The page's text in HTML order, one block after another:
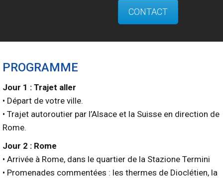
CONTACT
PROGRAMME
Jour 1 : Trajet aller
• Départ de votre ville.
• Trajet autoroutier par l’Alsace et la Suisse en direction de
Rome.
Jour 2 : Rome
• Arrivée à Rome, dans le quartier de la Stazione Termini
• Promenades commentées : les thermes de Dioclétien, la